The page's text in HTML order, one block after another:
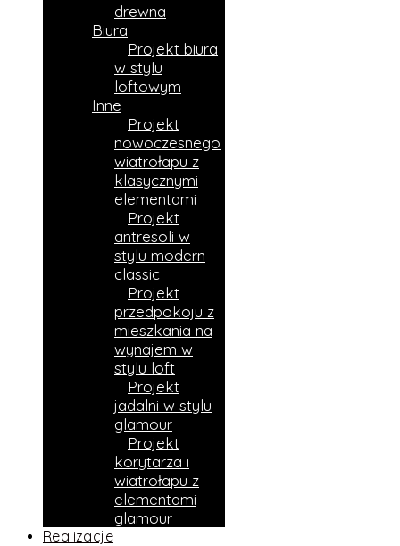
drewna
Biura
Projekt biura
w stylu
loftowym
Inne
Projekt
nowoczesnego
wiatrołapu z
klasycznymi
elementami
Projekt
antresoli w
stylu modern
classic
Projekt
przedpokoju z
mieszkania na
wynajem w
stylu loft
Projekt
jadalni w stylu
glamour
Projekt
korytarza i
wiatrołapu z
elementami
glamour
Realizacje